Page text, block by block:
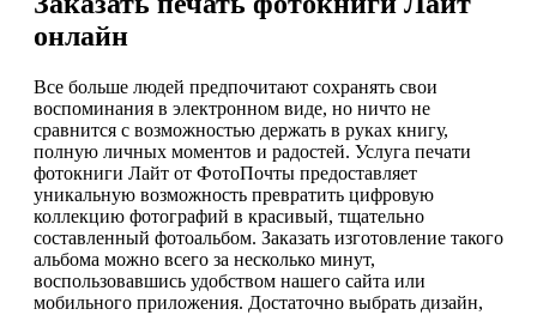
онлайн
Все больше людей предпочитают сохранять свои
воспоминания в электронном виде, но ничто не
сравнится с возможностью держать в руках книгу,
полную личных моментов и радостей. Услуга печати
фотокниги Лайт от ФотоПочты предоставляет
уникальную возможность превратить цифровую
коллекцию фотографий в красивый, тщательно
составленный фотоальбом. Заказать изготовление такого
альбома можно всего за несколько минут,
воспользовавшись удобством нашего сайта или
мобильного приложения. Достаточно выбрать дизайн,